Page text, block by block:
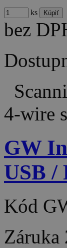
ks
bez
4-wire
GW
USB
Kód
Záruka